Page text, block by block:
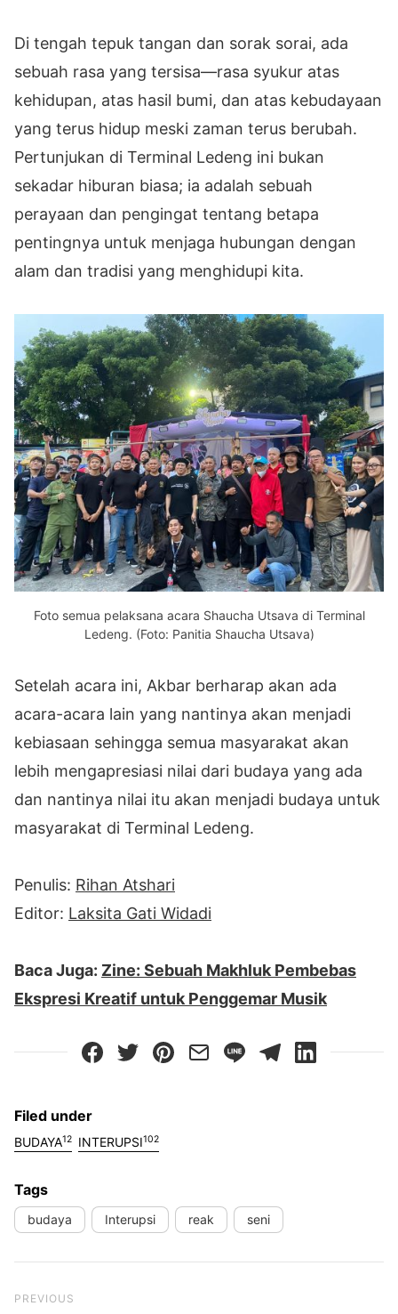
Di tengah tepuk tangan dan sorak sorai, ada
sebuah rasa yang tersisa—rasa syukur atas
kehidupan, atas hasil bumi, dan atas kebudayaan
yang terus hidup meski zaman terus berubah.
Pertunjukan di Terminal Ledeng ini bukan
sekadar hiburan biasa; ia adalah sebuah
perayaan dan pengingat tentang betapa
pentingnya untuk menjaga hubungan dengan
alam dan tradisi yang menghidupi kita.
Foto semua pelaksana acara Shaucha Utsava di Terminal
Ledeng. (Foto: Panitia Shaucha Utsava)
Setelah acara ini, Akbar berharap akan ada
acara-acara lain yang nantinya akan menjadi
kebiasaan sehingga semua masyarakat akan
lebih mengapresiasi nilai dari budaya yang ada
dan nantinya nilai itu akan menjadi budaya untuk
masyarakat di Terminal Ledeng.
Penulis: Rihan Atshari
Editor: Laksita Gati Widadi
Baca Juga: Zine: Sebuah Makhluk Pembebas
Ekspresi Kreatif untuk Penggemar Musik
Filed under
BUDAYA12 INTERUPSI102
Tags
budaya Interupsi reak seni
Previous Post
PREVIOUS